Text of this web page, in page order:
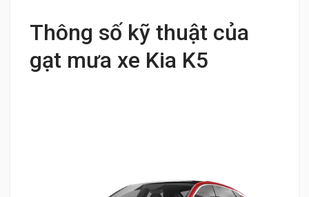
Thông số kỹ thuật của
gạt mưa xe Kia K5